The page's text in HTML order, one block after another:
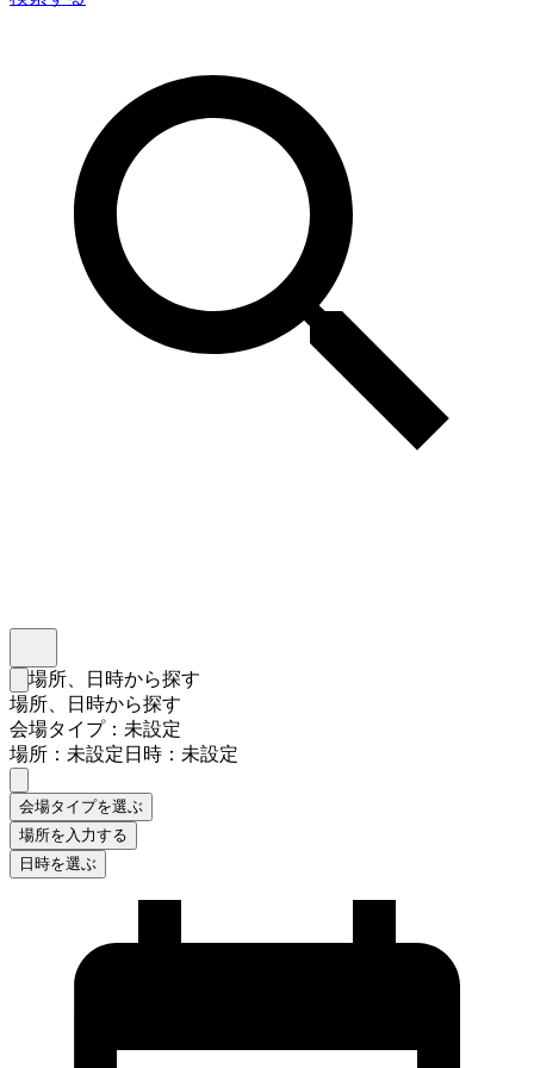
検索フォームを閉じる
場所、日時から探す
場所、日時から探す
会場タイプ：未設定
場所：未設定日時：未設定
会場タイプを選ぶ
場所を入力する
日時を選ぶ